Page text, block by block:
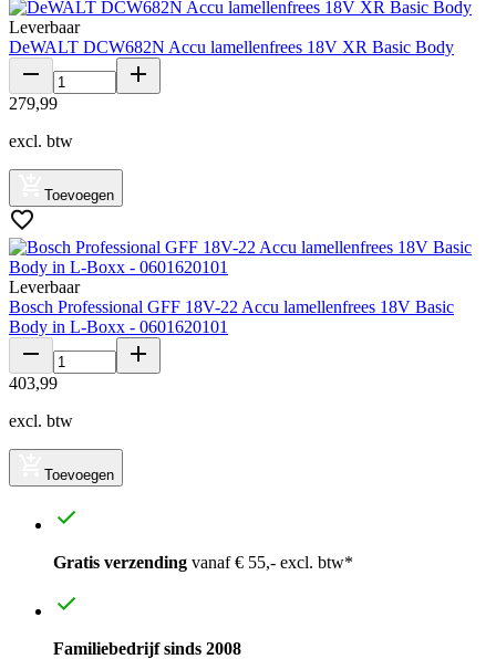
Leverbaar
DeWALT DCW682N Accu lamellenfrees 18V XR Basic Body
279,99
excl. btw
Toevoegen
Leverbaar
Bosch Professional GFF 18V-22 Accu lamellenfrees 18V Basic
Body in L-Boxx - 0601620101
403,99
excl. btw
Toevoegen
Gratis verzending vanaf € 55,- excl. btw*
Familiebedrijf sinds 2008